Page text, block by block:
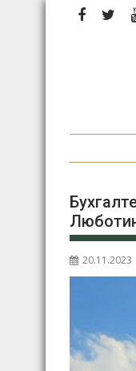
Перейти
20.11.2023